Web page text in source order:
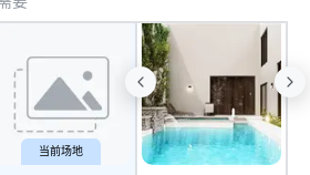
当前场地